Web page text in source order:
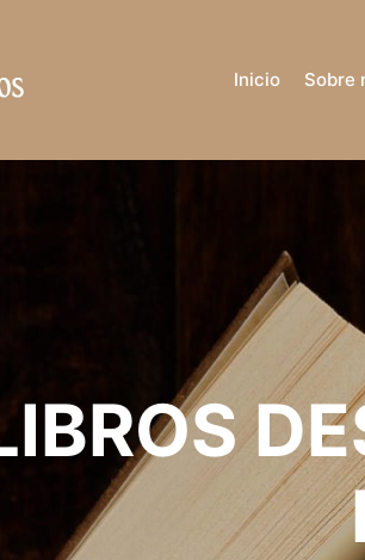
Inicio Sobre